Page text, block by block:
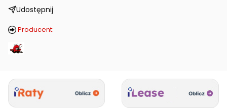
Udostępnij
Producent: